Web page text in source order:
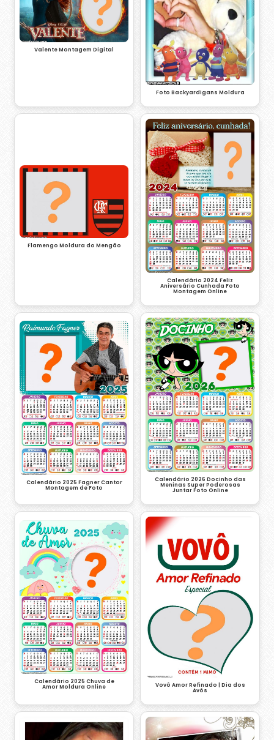
Valente Montagem Digital
Foto Backyardigans Moldura
Flamengo Moldura do Mengão
Calendário 2024 Feliz
Aniversário Cunhada Foto
Montagem Online
Calendário 2025 Fagner Cantor
Montagem de Foto
Calendário 2026 Docinho das
Meninas Super Poderosas
Juntar Foto Online
Calendário 2025 Chuva de
Amor Moldura Online Vovô Amor Refinado | Dia dos
Avós